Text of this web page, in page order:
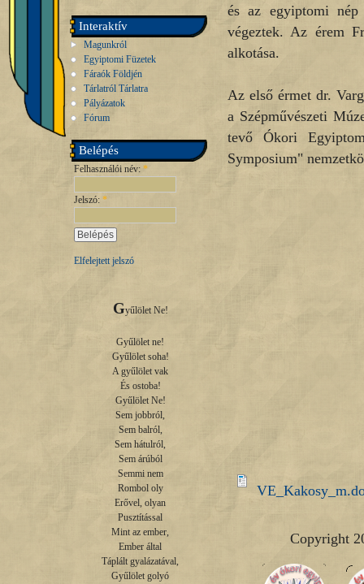
Interaktív
Magunkról
Egyiptomi Füzetek
Fáraók Földjén
Tárlatról Tárlatra
Pályázatok
Fórum
Belépés
Felhasználói név: *
Jelszó: *
Elfelejtett jelszó
Gyűlölet Ne!
Gyűlölet ne!
Gyűlölet soha!
A gyűlölet vak
És ostoba!
Gyűlölet Ne!
Sem jobbról,
Sem balról,
Sem hátulról,
Sem árúból
Semmi nem
Rombol oly
Erővel, olyan
Pusztítással
Mint az ember,
Ember által
Táplált gyalázatával,
Gyűlölet golyó
és az egyiptomi nép
végeztek. Az érem
alkotása.
Az első érmet dr.
a Szépművészeti
tevő Ókori
Symposium"
Copyright